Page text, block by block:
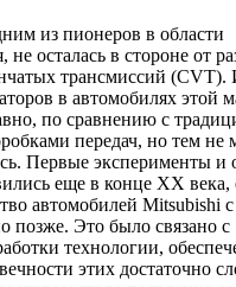
из пионеров в области
не осталась в стороне от
трансмиссий (CVT).
в автомобилях этой
по сравнению с
передач, но тем не
Первые эксперименты
еще в конце XX века,
автомобилей Mitsubishi
позже. Это было связано с
технологии,
этих достаточно